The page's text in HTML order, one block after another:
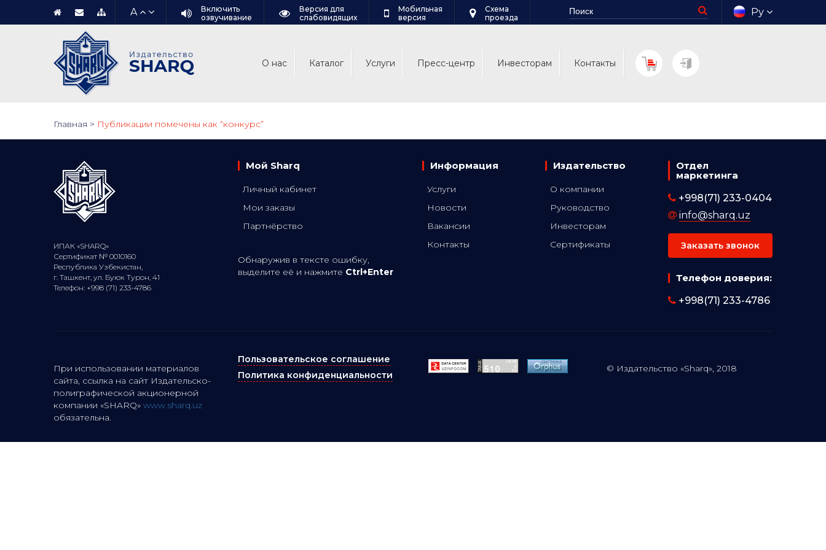
A
Включить
озвучивание
Версия для
слабовидящих
Мобильная
версия
Схема
проезда
Ру
О нас Каталог Услуги Пресс-центр Инвесторам Контакты
Главная > Публикации помечены как “конкурс”
ИПАК «SHARQ»
Сертификат № 0010160
Республика Узбекистан,
г. Ташкент, ул. Буюк Турон, 41
Телефон: +998 (71) 233-4786
Мой Sharq
Личный кабинет
Мои заказы
Партнёрство
Обнаружив в тексте ошибку,
выделите её и нажмите Ctrl+Enter
Информация
Услуги
Новости
Вакансии
Контакты
Издательство
О компании
Руководство
Инвесторам
Сертификаты
Отдел
маркетинга
+998(71) 233-0404
info@sharq.uz
Заказать звонок
Телефон доверия:
+998(71) 233-4786
При использовании материалов
сайта, ссылка на сайт Издательско-
полиграфической акционерной
компании «SHARQ» www.sharq.uz
обязательна.
Пользовательское соглашение
Политика конфиденциальности
© Издательство «Sharq», 2018